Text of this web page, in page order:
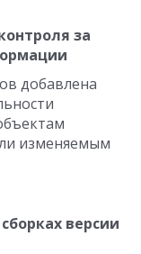
за
добавлена
изменяемым
версии